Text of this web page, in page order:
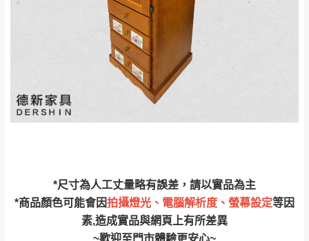
*尺寸為人工丈量略有誤差，請以實品為主
*商品顏色可能會因拍攝燈光、電腦解析度、螢幕設定等因
素,造成實品與網頁上有所差異
配送天數：5~14天
到貨時間：指定送貨日當天以電話聯絡確認
｜周（一）配送部門固定公休無送貨｜
台北市、新北市地區固定每周(三)、(日)兩天收送貨
雄、屏東、宜蘭、 花蓮、台東、金門、馬祖、澎湖地區
（可於LINE線上詢問 → @dershin）
完成出貨15個工作天另行寄出，另外約加上2~7個
工作天內送達，如遇國定假日將順延寄送。
若收到不良品，請於到貨日起七日內通知本
公司客服人員，我們將為您更換新品，運費
皆由本站負責，所有退回及換貨之商品必須
性)，若未依照上述方式處理，恕無法接受退
貨。
由於透過電腦螢幕選購商品，可能會因個人